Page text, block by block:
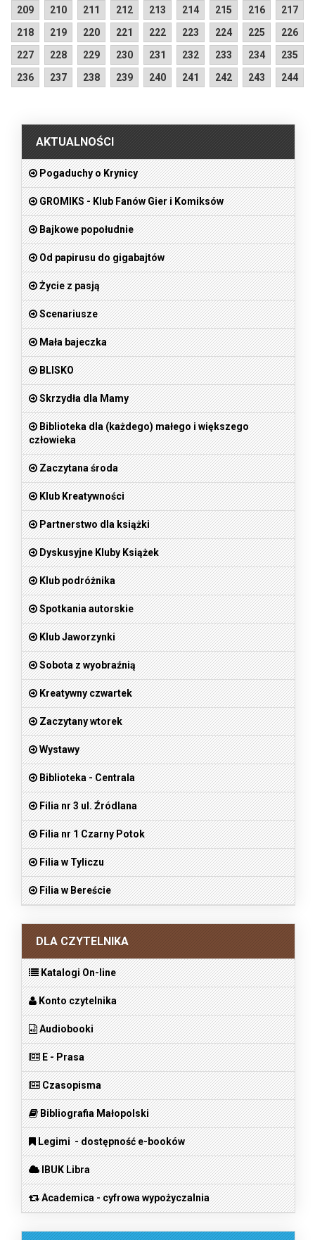
209 210 211 212 213 214 215 216
217
218
219 220 221 222 223 224 225
226
227
228 229 230 231 232 233 234
235
236
237 238 239 240 241 242 243
244
AKTUALNOŚCI
Pogaduchy o Krynicy
GROMIKS - Klub Fanów Gier i Komiksów
Bajkowe popołudnie
Od papirusu do gigabajtów
Życie z pasją
Scenariusze
Mała bajeczka
BLISKO
Skrzydła dla Mamy
Biblioteka dla (każdego) małego i większego
człowieka
Zaczytana środa
Klub Kreatywności
Partnerstwo dla książki
Dyskusyjne Kluby Książek
Klub podróżnika
Spotkania autorskie
Klub Jaworzynki
Sobota z wyobraźnią
Kreatywny czwartek
Zaczytany wtorek
Wystawy
Biblioteka - Centrala
Filia nr 3 ul. Źródlana
Filia nr 1 Czarny Potok
Filia w Tyliczu
Filia w Bereście
DLA CZYTELNIKA
Katalogi On-line
Konto czytelnika
Audiobooki
E - Prasa
Czasopisma
Bibliografia Małopolski
Legimi - dostępność e-booków
IBUK Libra
Academica - cyfrowa wypożyczalnia